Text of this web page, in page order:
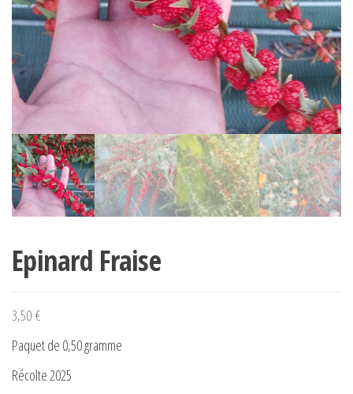
Epinard Fraise
3,50 €
Paquet de 0,50 gramme
Récolte 2025